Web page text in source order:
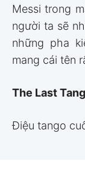
Messi trong
người ta sẽ
những pha
mang cái tên
The Last
Điệu tango